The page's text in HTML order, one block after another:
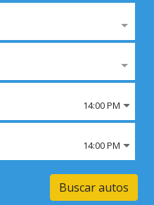
14:00 PM
14:00 PM
Buscar autos